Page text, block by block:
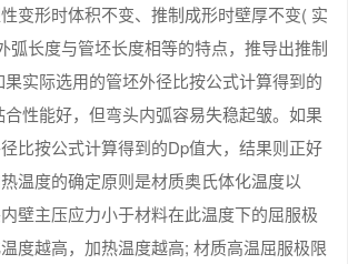
变形时体积不变、推制成形时壁厚不变( 实
弧长度与管坯长度相等的特点，推导出推制
实际选用的管坯外径比按公式计算得到的
性能好，但弯头内弧容易失稳起皱。如果
比按公式计算得到的Dp值大，结果则正好
温度的确定原则是材质奥氏体化温度以
壁主压应力小于材料在此温度下的屈服极
度越高，加热温度越高; 材质高温屈服极限